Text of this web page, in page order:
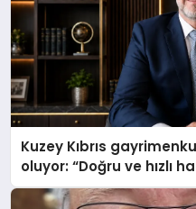
Kuzey Kıbrıs
oluyor: “Doğru ve hızlı